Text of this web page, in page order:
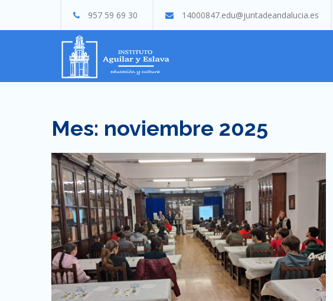
content
957 59 69 30 14000847.edu@juntadeandalucia.es
Mes: noviembre 2025